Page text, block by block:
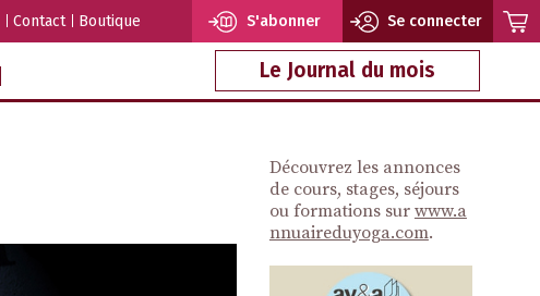
Contact Boutique S'abonner Se connecter
Le Journal du mois
Découvrez les annonces
de cours, stages, séjours
ou formations sur www.a
nnuaireduyoga.com.